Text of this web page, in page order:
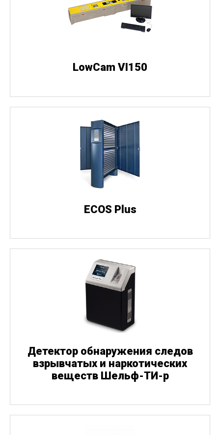
LowCam VI150
ECOS Plus
Детектор обнаружения следов
взрывчатых и наркотических
веществ Шельф-ТИ-р